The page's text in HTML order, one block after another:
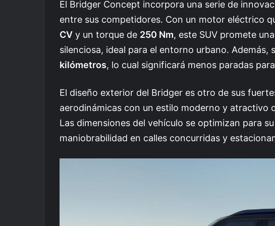
El Bridger Concept incorpora una serie de
entre sus competidores. Con un motor eléctrico
CV y un torque de 250 Nm, este SUV promete
silenciosa, ideal para el entorno urbano. Además,
kilómetros, lo cual significará menos paradas
El diseño exterior del Bridger es otro de sus
aerodinámicas con un estilo moderno y atractivo
Las dimensiones del vehículo se optimizan para
maniobrabilidad en calles concurridas y